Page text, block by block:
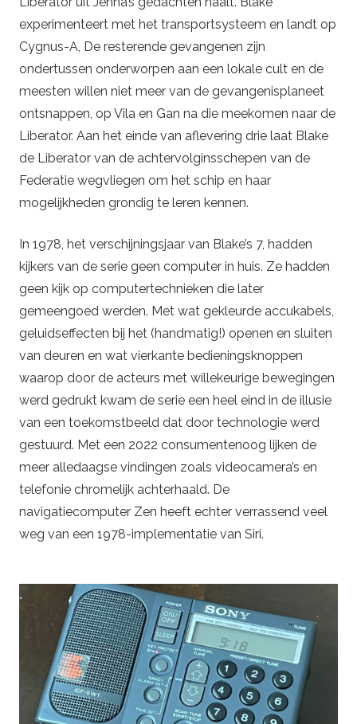
experimenteert met het transportsysteem en landt op
Cygnus-A, De resterende gevangenen zijn
ondertussen onderworpen aan een lokale cult en de
meesten willen niet meer van de gevangenisplaneet
ontsnappen, op Vila en Gan na die meekomen naar de
Liberator. Aan het einde van aflevering drie laat Blake
de Liberator van de achtervolginsschepen van de
Federatie wegvliegen om het schip en haar
mogelijkheden grondig te leren kennen.
In 1978, het verschijningsjaar van Blake’s 7, hadden
kijkers van de serie geen computer in huis. Ze hadden
geen kijk op computertechnieken die later
gemeengoed werden. Met wat gekleurde accukabels,
geluidseffecten bij het (handmatig!) openen en sluiten
van deuren en wat vierkante bedieningsknoppen
waarop door de acteurs met willekeurige bewegingen
werd gedrukt kwam de serie een heel eind in de illusie
van een toekomstbeeld dat door technologie werd
gestuurd. Met een 2022 consumentenoog lijken de
meer alledaagse vindingen zoals videocamera’s en
telefonie chromelijk achterhaald. De
navigatiecomputer Zen heeft echter verrassend veel
weg van een 1978-implementatie van Siri.